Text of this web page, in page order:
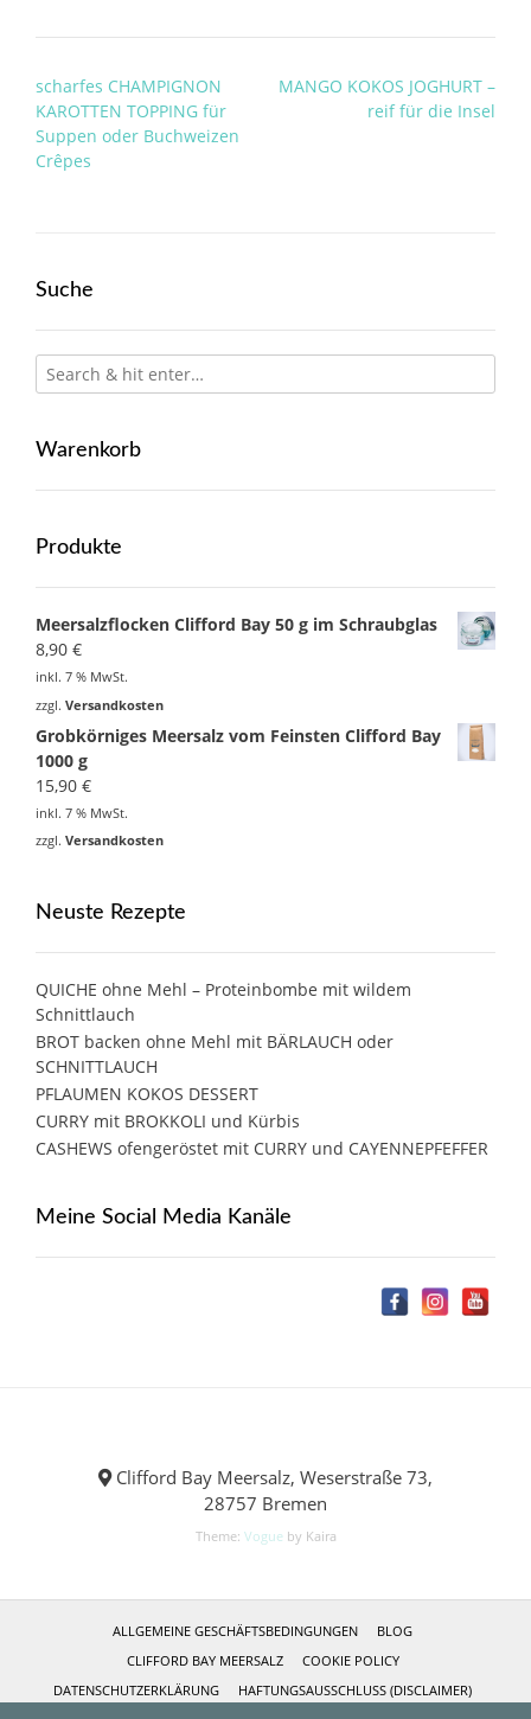
Post
navigation
scharfes CHAMPIGNON
KAROTTEN TOPPING für
Suppen oder Buchweizen
Crêpes
MANGO KOKOS JOGHURT –
reif für die Insel
Suche
Warenkorb
Produkte
Meersalzflocken Clifford Bay 50 g im Schraubglas
8,90 €
inkl. 7 % MwSt.
zzgl. Versandkosten
Grobkörniges Meersalz vom Feinsten Clifford Bay
1000 g
15,90 €
inkl. 7 % MwSt.
zzgl. Versandkosten
Neuste Rezepte
QUICHE ohne Mehl – Proteinbombe mit wildem
Schnittlauch
BROT backen ohne Mehl mit BÄRLAUCH oder
SCHNITTLAUCH
PFLAUMEN KOKOS DESSERT
CURRY mit BROKKOLI und Kürbis
CASHEWS ofengeröstet mit CURRY und CAYENNEPFEFFER
Meine Social Media Kanäle
Clifford Bay Meersalz, Weserstraße 73,
28757 Bremen
Theme: Vogue by Kaira
ALLGEMEINE GESCHÄFTSBEDINGUNGEN
BLOG
CLIFFORD BAY MEERSALZ
COOKIE POLICY
DATENSCHUTZERKLÄRUNG
HAFTUNGSAUSSCHLUSS (DISCLAIMER)